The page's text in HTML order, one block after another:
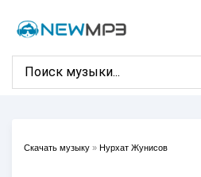
Скачать музыку » Нурхат Жунисов